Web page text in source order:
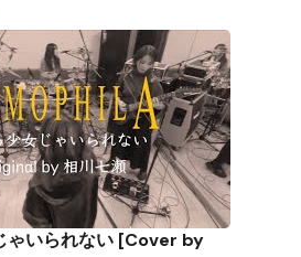
ゃいられない [Cover by